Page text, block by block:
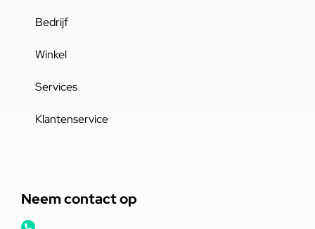
Bedrijf
Winkel
Services
Klantenservice
Neem contact op